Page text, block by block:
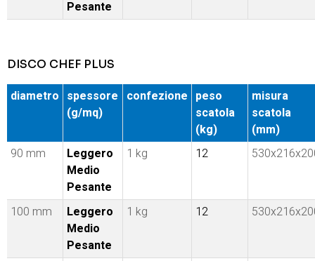
Pesante
DISCO CHEF PLUS
diametro spessore
(g/mq)
confezione peso
scatola
(kg)
misura
scatola
(mm)
90 mm
Leggero
Medio
Pesante
1 kg 12
100 mm
Leggero
Medio
Pesante
1 kg 12